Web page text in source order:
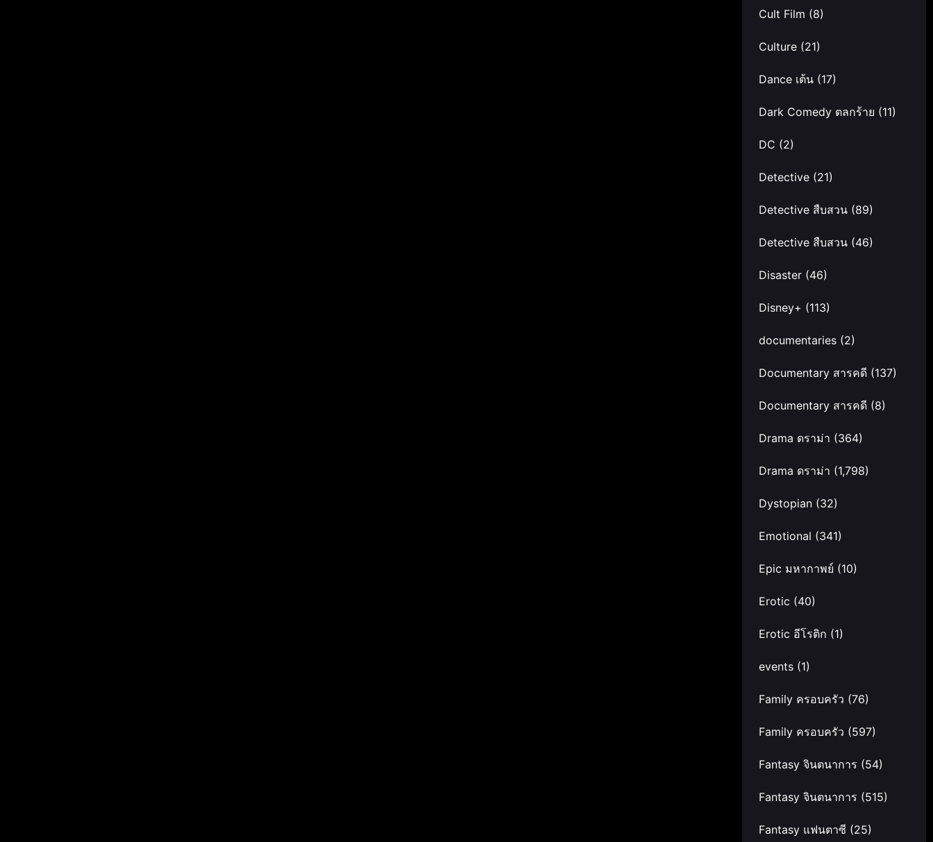
Cult Film (8)
Culture (21)
Dance เต้น (17)
Dark Comedy ตลกร้าย (11)
DC (2)
Detective (21)
Detective สืบสวน (89)
Detective สืบสวน (46)
Disaster (46)
Disney+ (113)
documentaries (2)
Documentary สารคดี (137)
Documentary สารคดี (8)
Drama ดราม่า (364)
Drama ดราม่า (1,798)
Dystopian (32)
Emotional (341)
Epic มหากาพย์ (10)
Erotic (40)
Erotic อีโรติก (1)
events (1)
Family ครอบครัว (76)
Family ครอบครัว (597)
Fantasy จินตนาการ (54)
Fantasy จินตนาการ (515)
Fantasy แฟนตาซี (25)